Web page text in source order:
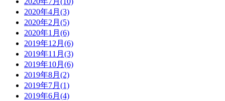
2020年4月(3)
2020年2月(5)
2020年1月(6)
2019年12月(6)
2019年11月(3)
2019年10月(6)
2019年8月(2)
2019年7月(1)
2019年6月(4)